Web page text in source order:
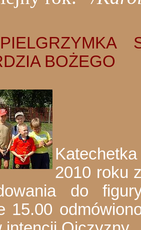
BOŻEGO
2010 roku
do
15.00